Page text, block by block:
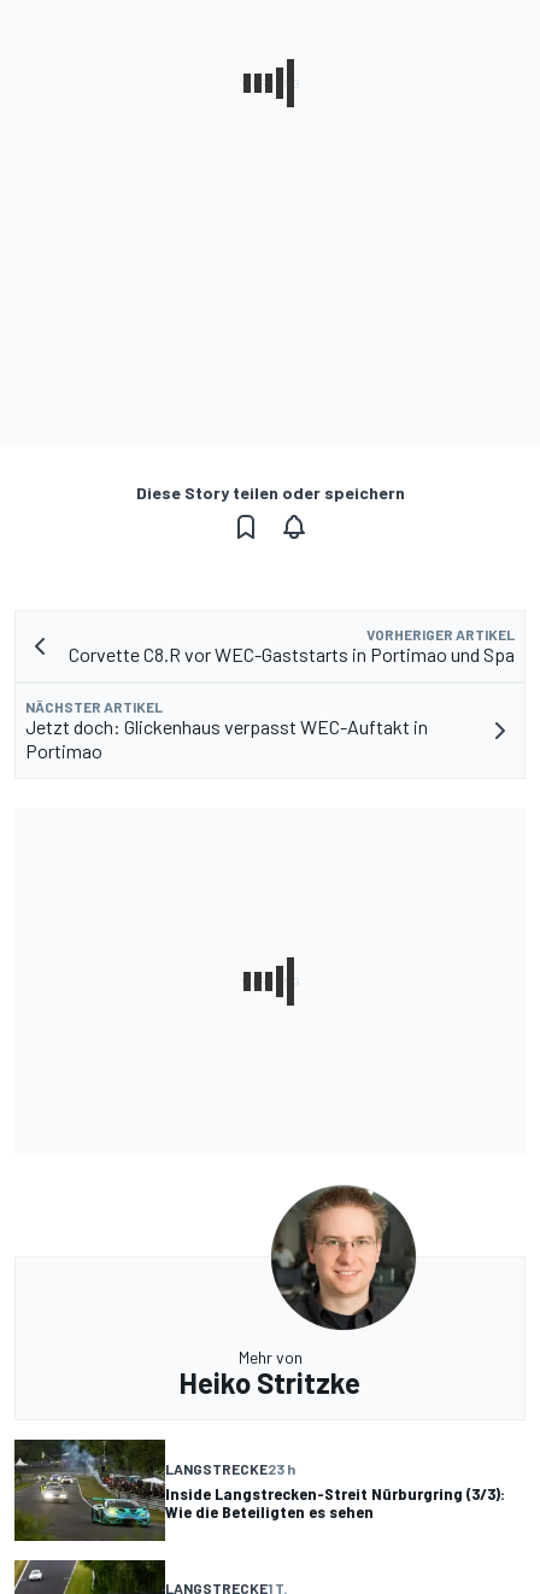
Diese Story teilen oder speichern
VORHERIGER ARTIKEL
Corvette C8.R vor WEC-Gaststarts in Portimao und Spa
NÄCHSTER ARTIKEL
Jetzt doch: Glickenhaus verpasst WEC-Auftakt in
Portimao
Mehr von
Heiko Stritzke
LANGSTRECKE23 h
Inside Langstrecken-Streit Nürburgring (3/3):
Wie die Beteiligten es sehen
LANGSTRECKE1 T.